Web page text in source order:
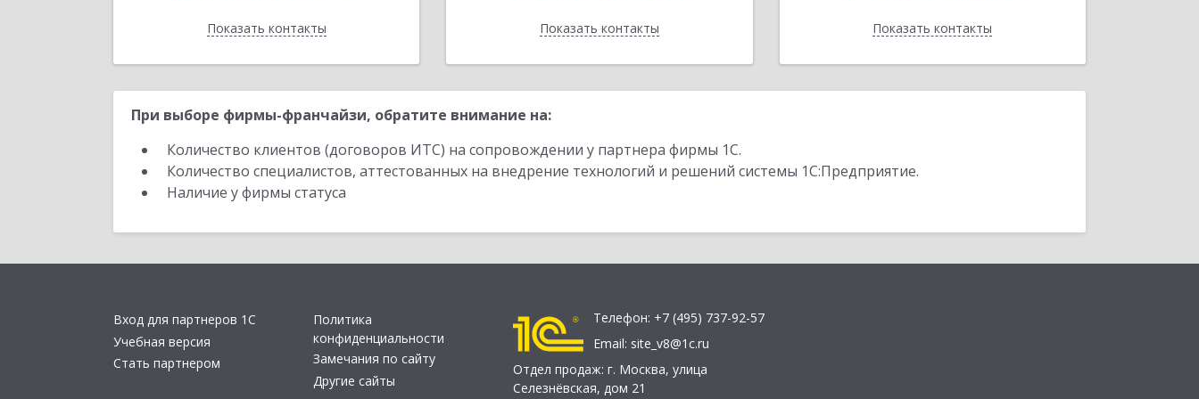
Показать контакты
Назад Показать контакты
Назад Показать контакты
Назад
При выборе фирмы-франчайзи, обратите внимание на:
Количество клиентов (договоров ИТС) на сопровождении у партнера фирмы 1С.
Количество специалистов, аттестованных на внедрение технологий и решений системы 1С:Предприятие.
Наличие у фирмы статуса
Вход для партнеров 1С
Учебная версия
Стать партнером
Политика
конфиденциальности
Замечания по сайту
Другие сайты
Телефон: +7 (495) 737-92-57
Email: site_v8@1c.ru
Отдел продаж: г. Москва, улица
Селезнёвская, дом 21